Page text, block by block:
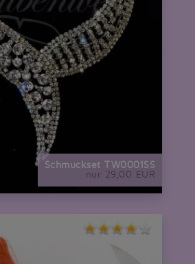
Schmuckset TW0001SS
nur 29,00 EUR